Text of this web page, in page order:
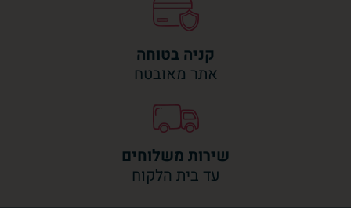
קניה בטוחה
אתר מאובטח
שירות משלוחים
עד בית הלקוח